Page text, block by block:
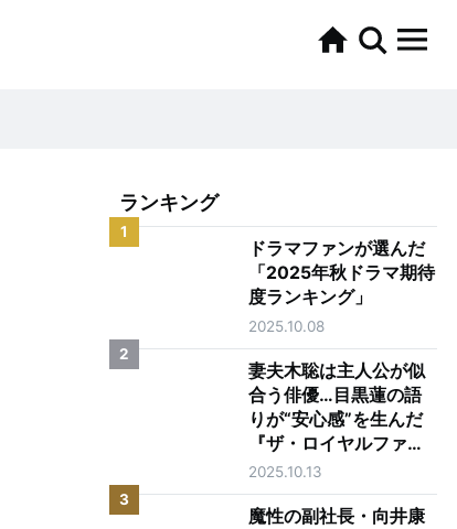
ランキング
1
ドラマファンが選んだ
「2025年秋ドラマ期待
度ランキング」
2025.10.08
2
妻夫木聡は主人公が似
合う俳優…目黒蓮の語
りが“安心感”を生んだ
『ザ・ロイヤルファミ
リー』第1話
2025.10.13
3
魔性の副社長・向井康